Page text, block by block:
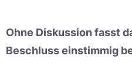
Ohne Diskussion fasst
Beschluss einstimmig